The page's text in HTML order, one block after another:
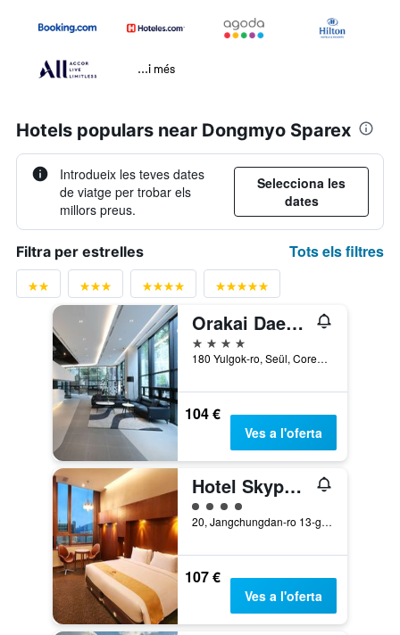
...i més
Hotels populars near Dongmyo Sparex
Introdueix les teves dates
de viatge per trobar els
millors preus.
Selecciona les
dates
Filtra per estrelles Tots els filtres
Orakai Daehakro Hotel, BW Signature Collection
4 estrelles
180 Yulgok-ro, Seül, Corea del Sud
104 €
Ves a l'oferta
Hotel Skypark Kingstown Dongdaemun Branch
Categoria 4
20, Jangchungdan-ro 13-gil, Jung-gu, Seül, Corea del Sud
107 €
Ves a l'oferta